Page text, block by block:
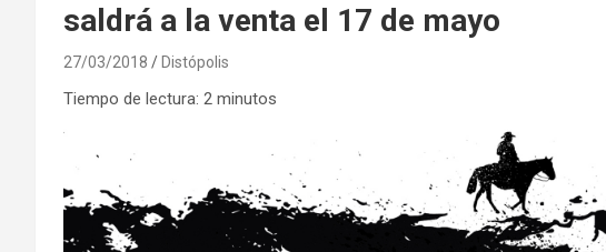
saldrá a la venta el 17 de mayo
27/03/2018 Distópolis
Tiempo de lectura: 2 minutos